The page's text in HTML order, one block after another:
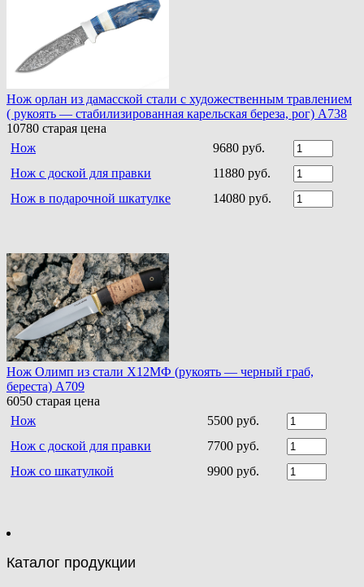
Нож орлан из дамасской стали с художественным травлением
( рукоять — стабилизированная карельская береза, рог) A738
10780 старая цена
Нож
9680 руб.
Нож с доской для правки
11880 руб.
Нож в подарочной шкатулке
14080 руб.
Нож Олимп из стали Х12МФ (рукоять — черный граб,
береста) A709
6050 старая цена
Нож
5500 руб.
Нож с доской для правки
7700 руб.
Нож со шкатулкой
9900 руб.
Каталог продукции